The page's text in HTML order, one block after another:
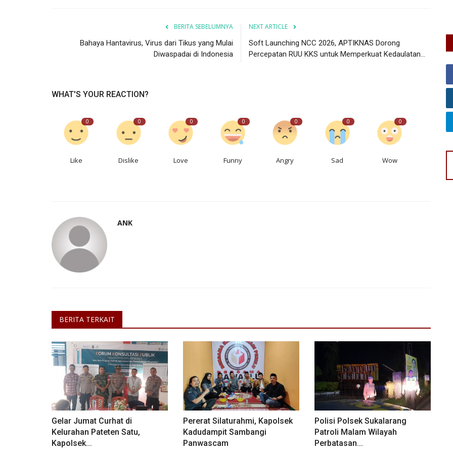
BERITA SEBELUMNYA
Bahaya Hantavirus, Virus dari Tikus yang Mulai
Diwaspadai di Indonesia
NEXT ARTICLE
Soft Launching NCC 2026, APTIKNAS Dorong
Percepatan RUU KKS untuk Memperkuat Kedaulatan...
WHAT'S YOUR REACTION?
0
Like
0
Dislike
0
Love
0
Funny
0
Angry
0
Sad
0
Wow
ANK
BERITA TERKAIT
Gelar Jumat Curhat di
Kelurahan Pateten Satu,
Kapolsek...
Pererat Silaturahmi, Kapolsek
Kadudampit Sambangi
Panwascam
Polisi Polsek Sukalarang
Patroli Malam Wilayah
Perbatasan...